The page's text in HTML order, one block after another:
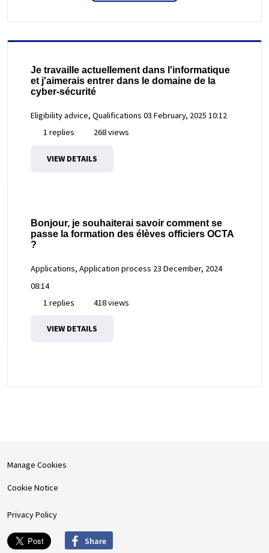
Je travaille actuellement dans l'informatique
et j'aimerais entrer dans le domaine de la
cyber-sécurité
Eligibility advice, Qualifications 03 February, 2025 10:12
1 replies
268 views
VIEW DETAILS
Bonjour, je souhaiterai savoir comment se
passe la formation des élèves officiers OCTA
?
Applications, Application process 23 December, 2024
08:14
1 replies
418 views
VIEW DETAILS
Manage Cookies
Cookie Notice
Privacy Policy
Share